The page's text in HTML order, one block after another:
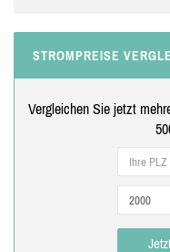
STROMPREISE
Vergleichen Sie jetzt